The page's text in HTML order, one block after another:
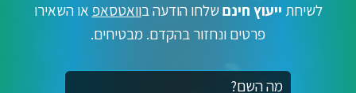
לשיחת ייעוץ חינםשלחו הודעה בוואטסאפ או השאירו
פרטים ונחזור בהקדם. מבטיחים.